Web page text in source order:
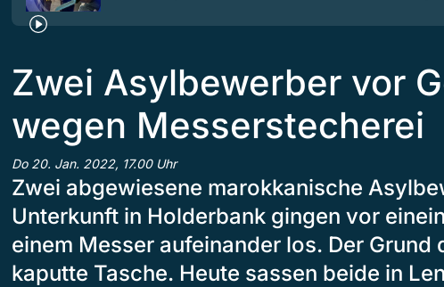
Zwei Asylbewerber vor
wegen Messerstecherei
Do 20. Jan. 2022, 17.00 Uhr
Zwei abgewiesene marokkanische
Unterkunft in Holderbank gingen vor
einem Messer aufeinander los. Der Grund
kaputte Tasche. Heute sassen beide in